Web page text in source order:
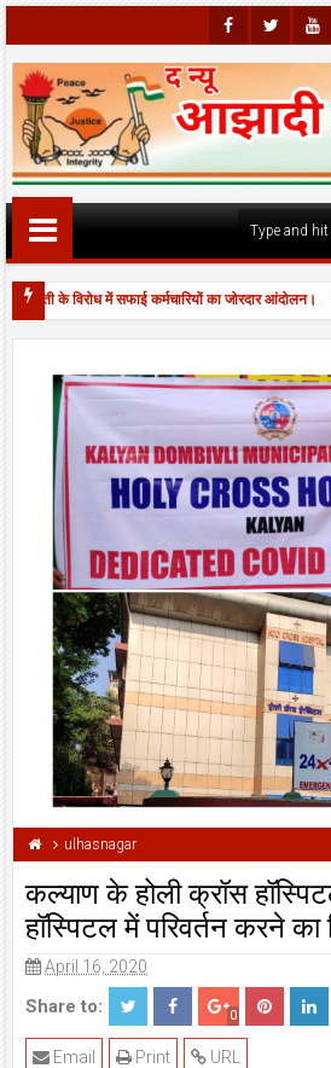
Faceb
Ook
Twitte
R
Youtu
Be
के विरोध में सफाई कर्मचारियों का जोरदार आंदोलन।
सत्संग चौक पर JCB से नाला बना कर भरे गड्ढों की आपात
ulhasnagar
कल्याण के होली क्रॉस
हॉस्पिटल में परिवर्तन करने का
April 16, 2020
Share to: 0
URL
Print
Email